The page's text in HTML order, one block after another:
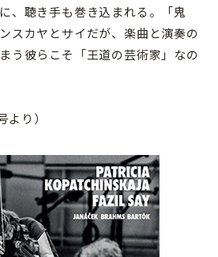
、聴き手も巻き込まれる。「鬼
スカヤとサイだが、楽曲と演奏の
う彼らこそ「王道の芸術家」なの
より）